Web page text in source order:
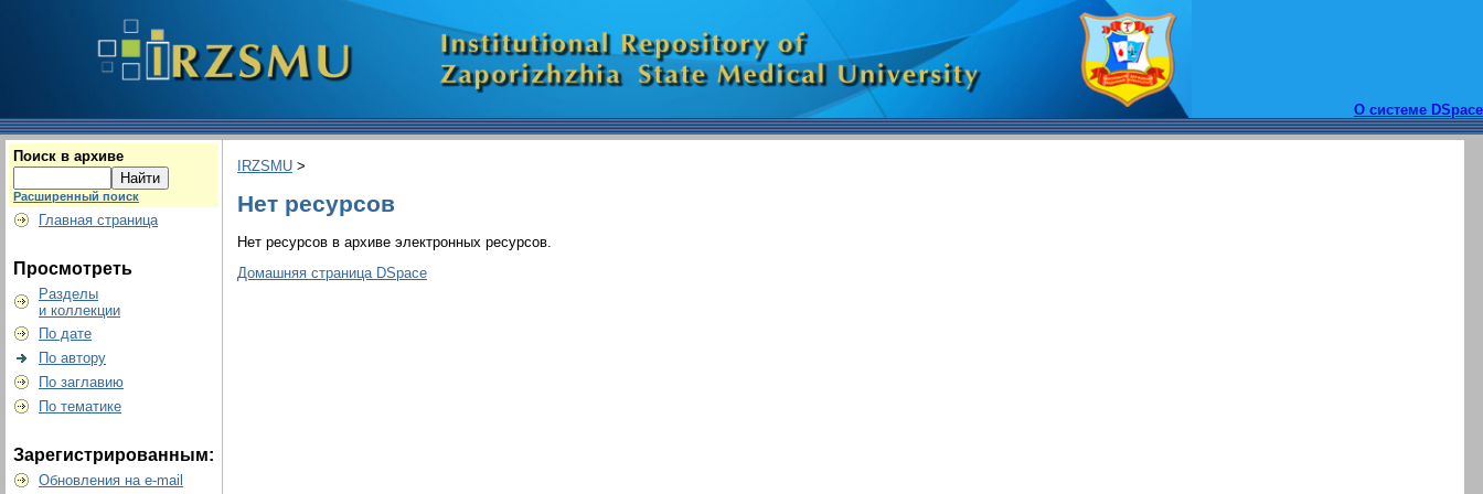
О системе DSpace
Поиск в архиве
Расширенный поиск
Главная страница
Просмотреть
Разделы
и коллекции
По дате
По автору
По заглавию
По тематике
Зарегистрированным:
Обновления на e-mail
IRZSMU >
Нет ресурсов
Нет ресурсов в архиве электронных ресурсов.
Домашняя страница DSpace